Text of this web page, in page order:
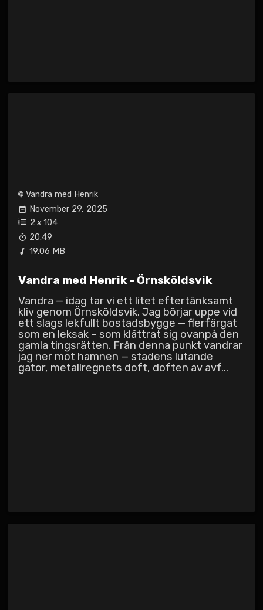
Vandra med Henrik
November 29, 2025
2 x104
20:49
19.06 MB
Vandra med Henrik - Örnsköldsvik
Vandra — idag tar vi ett litet eftertänksamt
kliv genom Örnsköldsvik. Jag börjar uppe vid
ett slags lekfullt bostadsbygge — flerfärgat
som en leksak – som klättrat sig ovanpå den
gamla tingsrätten. Från denna punkt vandrar
jag ner mot hamnen — stadens lutande
gator, metallregnets doft, doften av avf...